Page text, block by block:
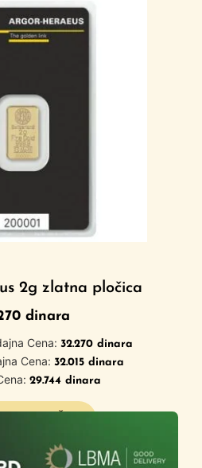
2g zlatna pločica
dinara
Cena: 32.270 dinara
Cena: 32.015 dinara
29.744 dinara